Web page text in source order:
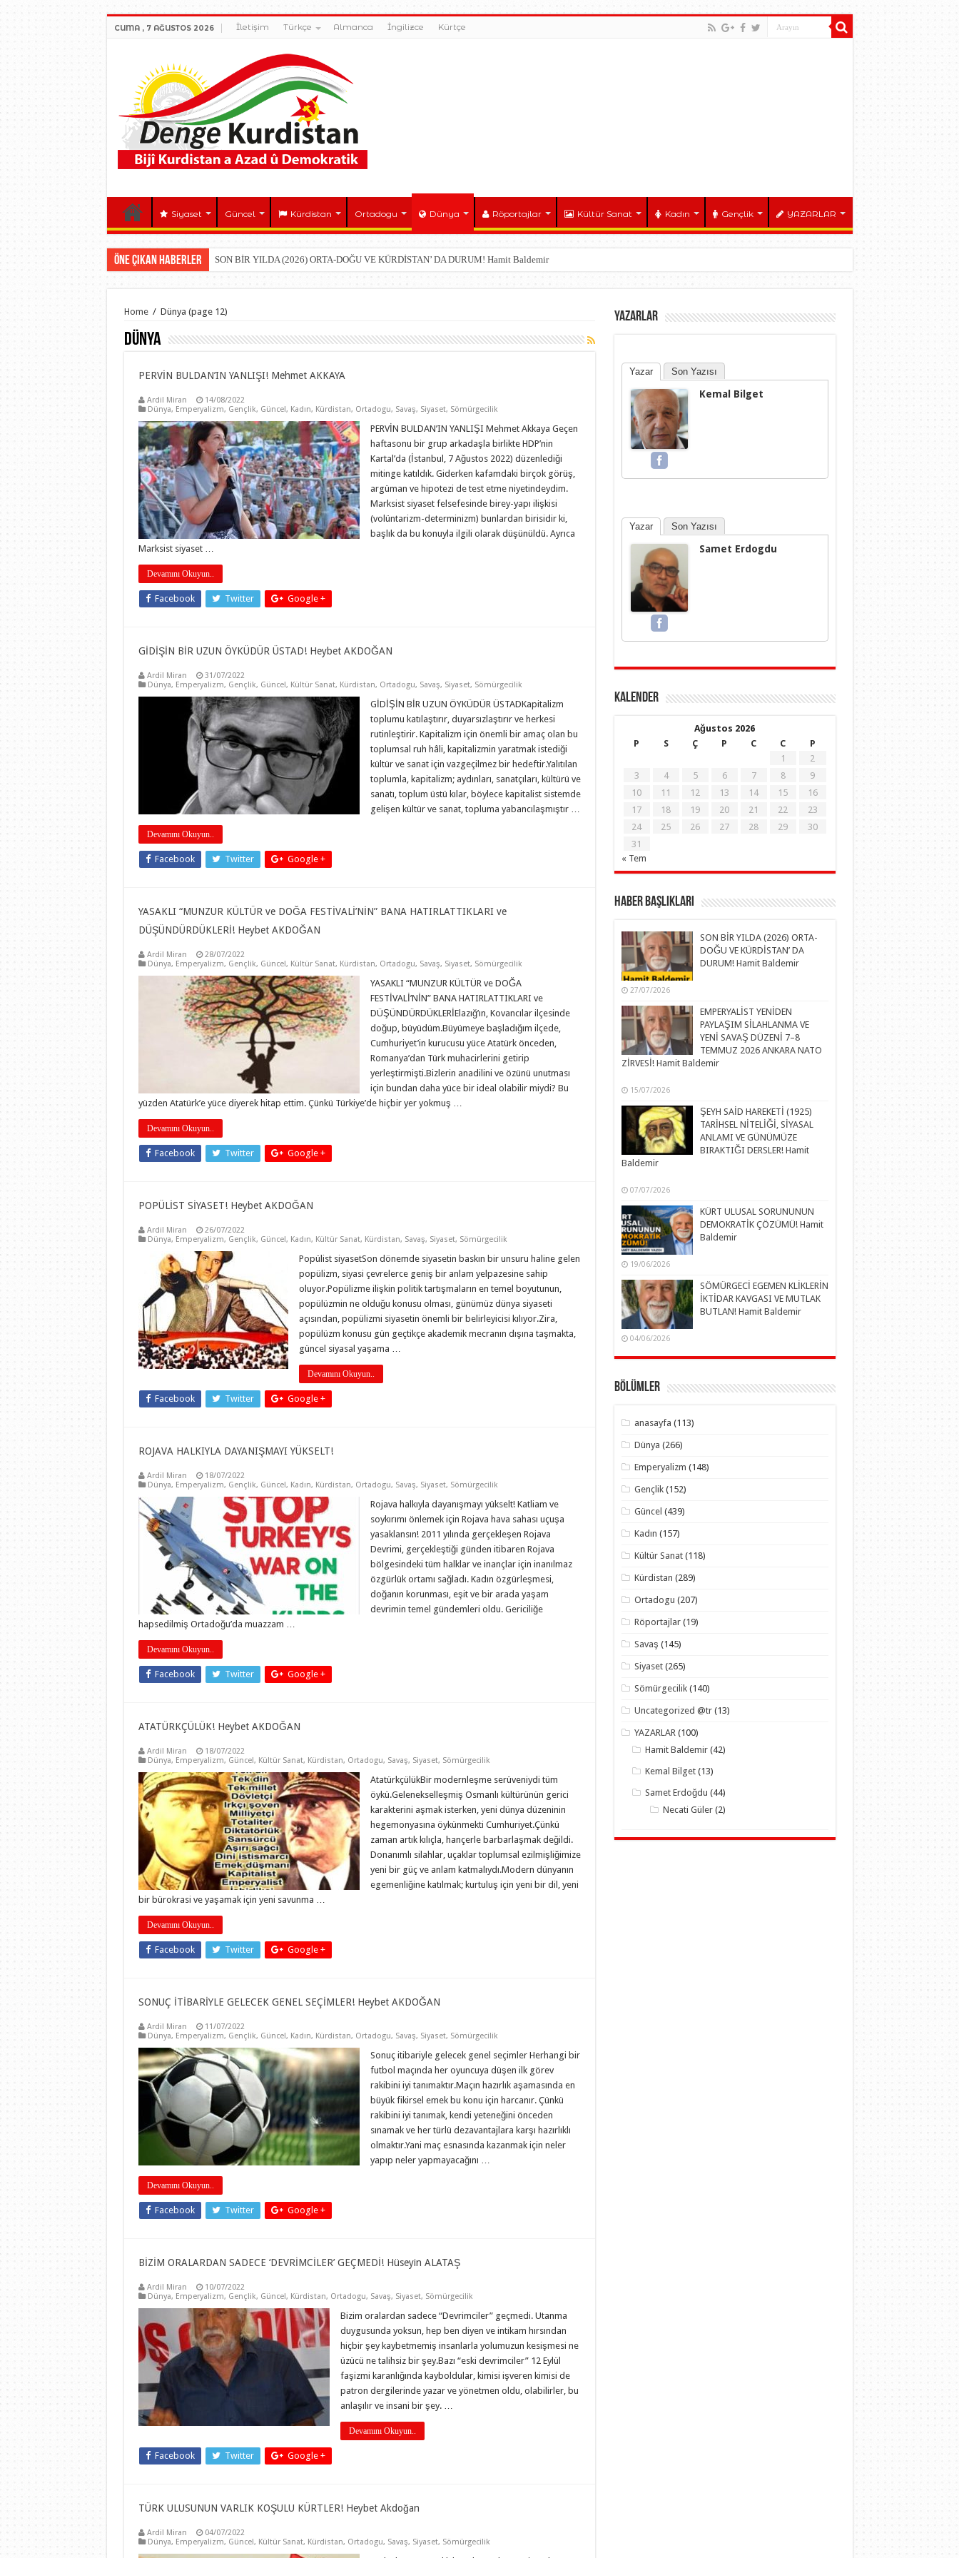
CUMA , 7 AĞUSTOS 2026 İletişim Türkçe Almanca İngilizce Kürtçe
Siyaset Güncel Kürdistan Ortadogu Dünya Röportajlar Kültür Sanat Kadın Gençlik YAZARLAR
Öne çıkan Haberler SON BİR YILDA (2026) ORTA-DOĞU VE KÜRDİSTAN’ DA DURUM! Hamit Baldemir
Home / Dünya (page 12)
Dünya
PERVİN BULDAN’IN YANLIŞI! Mehmet AKKAYA
Ardil Miran
14/08/2022
Dünya, Emperyalizm, Gençlik, Güncel, Kadın, Kürdistan, Ortadogu, Savaş, Siyaset, Sömürgecilik
PERVİN BULDAN’IN YANLIŞI Mehmet Akkaya Geçen
haftasonu bir grup arkadaşla birlikte HDP’nin
Kartal’da (İstanbul, 7 Ağustos 2022) düzenlediği
mitinge katıldık. Giderken kafamdaki birçok görüş,
argüman ve hipotezi de test etme niyetindeydim.
Marksist siyaset felsefesinde birey-yapı ilişkisi
(volüntarizm-determinizm) bunlardan birisidir ki,
başlık da bu konuyla ilgili olarak düşünüldü. Ayrıca
Marksist siyaset …
Devamını Okuyun..
Facebook Twitter Google +
GİDİŞİN BİR UZUN ÖYKÜDÜR ÜSTAD! Heybet AKDOĞAN
Ardil Miran
31/07/2022
Dünya, Emperyalizm, Gençlik, Güncel, Kültür Sanat, Kürdistan, Ortadogu, Savaş, Siyaset, Sömürgecilik
GİDİŞİN BİR UZUN ÖYKÜDÜR ÜSTADKapitalizm
toplumu katılaştırır, duyarsızlaştırır ve herkesi
rutinleştirir. Kapitalizm için önemli bir amaç olan bu
toplumsal ruh hâli, kapitalizmin yaratmak istediği
kültür ve sanat için vazgeçilmez bir hedeftir.Yalıtılan
toplumla, kapitalizm; aydınları, sanatçıları, kültürü ve
sanatı, toplum üstü kılar, böylece kapitalist sistemde
gelişen kültür ve sanat, topluma yabancılaşmıştır …
Devamını Okuyun..
Facebook Twitter Google +
YASAKLI “MUNZUR KÜLTÜR ve DOĞA FESTİVALİ’NİN” BANA HATIRLATTIKLARI ve
DÜŞÜNDÜRDÜKLERİ! Heybet AKDOĞAN
Ardil Miran
28/07/2022
Dünya, Emperyalizm, Gençlik, Güncel, Kültür Sanat, Kürdistan, Ortadogu, Savaş, Siyaset, Sömürgecilik
YASAKLI “MUNZUR KÜLTÜR ve DOĞA
FESTİVALİ’NİN” BANA HATIRLATTIKLARI ve
DÜŞÜNDÜRDÜKLERİElazığ’ın, Kovancılar ilçesinde
doğup, büyüdüm.Büyümeye başladığım ilçede,
Cumhuriyet’in kurucusu yüce Atatürk önceden,
Romanya’dan Türk muhacirlerini getirip
yerleştirmişti.Bizlerin anadilini ve özünü unutması
için bundan daha yüce bir ideal olabilir miydi? Bu
yüzden Atatürk’e yüce diyerek hitap ettim. Çünkü Türkiye’de hiçbir yer yokmuş …
Devamını Okuyun..
Facebook Twitter Google +
POPÜLİST SİYASET! Heybet AKDOĞAN
Ardil Miran
26/07/2022
Dünya, Emperyalizm, Gençlik, Güncel, Kadın, Kültür Sanat, Kürdistan, Savaş, Siyaset, Sömürgecilik
Popülist siyasetSon dönemde siyasetin baskın bir unsuru haline gelen
popülizm, siyasi çevrelerce geniş bir anlam yelpazesine sahip
oluyor.Popülizme ilişkin politik tartışmaların en temel boyutunun,
popülüzmin ne olduğu konusu olması, günümüz dünya siyaseti
açısından, popülizmi siyasetin önemli bir belirleyicisi kılıyor.Zira,
popülüzm konusu gün geçtikçe akademik mecranın dışına taşmakta,
güncel siyasal yaşama …
Devamını Okuyun..
Facebook Twitter Google +
ROJAVA HALKIYLA DAYANIŞMAYI YÜKSELT!
Ardil Miran
18/07/2022
Dünya, Emperyalizm, Gençlik, Güncel, Kadın, Kürdistan, Ortadogu, Savaş, Siyaset, Sömürgecilik
Rojava halkıyla dayanışmayı yükselt! Katliam ve
soykırımı önlemek için Rojava hava sahası uçuşa
yasaklansın! 2011 yılında gerçekleşen Rojava
Devrimi, gerçekleştiği günden itibaren Rojava
bölgesindeki tüm halklar ve inançlar için inanılmaz
özgürlük ortamı sağladı. Kadın özgürleşmesi,
doğanın korunması, eşit ve bir arada yaşam
devrimin temel gündemleri oldu. Gericiliğe
hapsedilmiş Ortadoğu’da muazzam …
Devamını Okuyun..
Facebook Twitter Google +
ATATÜRKÇÜLÜK! Heybet AKDOĞAN
Ardil Miran
18/07/2022
Dünya, Emperyalizm, Güncel, Kültür Sanat, Kürdistan, Ortadogu, Savaş, Siyaset, Sömürgecilik
AtatürkçülükBir modernleşme serüveniydi tüm
öykü.Gelenekselleşmiş Osmanlı kültürünün gerici
karakterini aşmak isterken, yeni dünya düzeninin
hegemonyasına öykünmekti Cumhuriyet.Çünkü
zaman artık kılıçla, hançerle barbarlaşmak değildi.
Donanımlı silahlar, uçaklar toplumsal ezilmişliğimize
yeni bir güç ve anlam katmalıydı.Modern dünyanın
egemenliğine katılmak; kurtuluş için yeni bir dil, yeni
bir bürokrasi ve yaşamak için yeni savunma …
Devamını Okuyun..
Facebook Twitter Google +
SONUÇ İTİBARİYLE GELECEK GENEL SEÇİMLER! Heybet AKDOĞAN
Ardil Miran
11/07/2022
Dünya, Emperyalizm, Gençlik, Güncel, Kadın, Kürdistan, Ortadogu, Savaş, Siyaset, Sömürgecilik
Sonuç itibariyle gelecek genel seçimler Herhangi bir
futbol maçında her oyuncuya düşen ilk görev
rakibini iyi tanımaktır.Maçın hazırlık aşamasında en
büyük fikirsel emek bu konu için harcanır. Çünkü
rakibini iyi tanımak, kendi yeteneğini önceden
sınamak ve her türlü dezavantajlara karşı hazırlıklı
olmaktır.Yani maç esnasında kazanmak için neler
yapıp neler yapmayacağını …
Devamını Okuyun..
Facebook Twitter Google +
BİZİM ORALARDAN SADECE ‘DEVRİMCİLER’ GEÇMEDİ! Hüseyin ALATAŞ
Ardil Miran
10/07/2022
Dünya, Emperyalizm, Gençlik, Güncel, Kürdistan, Ortadogu, Savaş, Siyaset, Sömürgecilik
Bizim oralardan sadece “Devrimciler” geçmedi. Utanma
duygusunda yoksun, hep ben diyen ve intikam hırsından
hiçbir şey kaybetmemiş insanlarla yolumuzun kesişmesi ne
üzücü ne talihsiz bir şey.Bazı “eski devrimciler” 12 Eylül
faşizmi karanlığında kayboldular, kimisi işveren kimisi de
patron dergilerinde yazar ve yönetmen oldu, olabilirler, bu
anlaşılır ve insani bir şey. …
Devamını Okuyun..
Facebook Twitter Google +
TÜRK ULUSUNUN VARLIK KOŞULU KÜRTLER! Heybet Akdoğan
Ardil Miran
04/07/2022
Dünya, Emperyalizm, Güncel, Kültür Sanat, Kürdistan, Ortadogu, Savaş, Siyaset, Sömürgecilik
YAZARLAR
Yazar Son Yazısı
Kemal Bilget
Yazar Son Yazısı
Samet Erdogdu
KALENDER
Ağustos 2026
P
S Ç P C C
P
1
2
3
4 5 6 7 8
9
10
11 12 13 14 15
16
17
18 19 20 21 22
23
24
25 26 27 28 29
30
31
« Tem
Haber Başlıkları
SON BİR YILDA (2026) ORTA-
DOĞU VE KÜRDİSTAN’ DA
DURUM! Hamit Baldemir
27/07/2026
EMPERYALİST YENİDEN
PAYLAŞIM SİLAHLANMA VE
YENİ SAVAŞ DÜZENİ 7–8
TEMMUZ 2026 ANKARA NATO
ZİRVESİ! Hamit Baldemir
15/07/2026
ŞEYH SAİD HAREKETİ (1925)
TARİHSEL NİTELİĞİ, SİYASAL
ANLAMI VE GÜNÜMÜZE
BIRAKTIĞI DERSLER! Hamit
Baldemir
07/07/2026
KÜRT ULUSAL SORUNUNUN
DEMOKRATİK ÇÖZÜMÜ! Hamit
Baldemir
19/06/2026
SÖMÜRGECİ EGEMEN KLİKLERİN
İKTİDAR KAVGASI VE MUTLAK
BUTLAN! Hamit Baldemir
04/06/2026
Bölümler
anasayfa (113)
Dünya (266)
Emperyalizm (148)
Gençlik (152)
Güncel (439)
Kadın (157)
Kültür Sanat (118)
Kürdistan (289)
Ortadogu (207)
Röportajlar (19)
Savaş (145)
Siyaset (265)
Sömürgecilik (140)
Uncategorized @tr (13)
YAZARLAR (100)
Hamit Baldemir (42)
Kemal Bilget (13)
Samet Erdoğdu (44)
Necati Güler (2)